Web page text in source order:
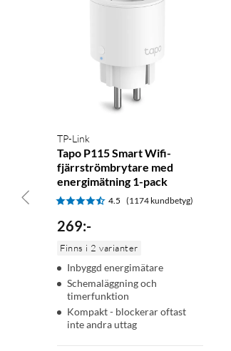
TP-Link
Tapo P115 Smart Wifi-
fjärrströmbrytare med
energimätning 1-pack
4.5 (1174 kundbetyg)
269:-
Finns i 2 varianter
Inbyggd energimätare
Schemaläggning och
timerfunktion
Kompakt - blockerar oftast
inte andra uttag